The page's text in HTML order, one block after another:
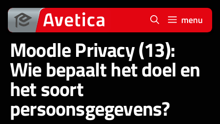
Ga
naar
de
inhoud
menu
Moodle Privacy (13):
Wie bepaalt het doel en
het soort
persoonsgegevens?